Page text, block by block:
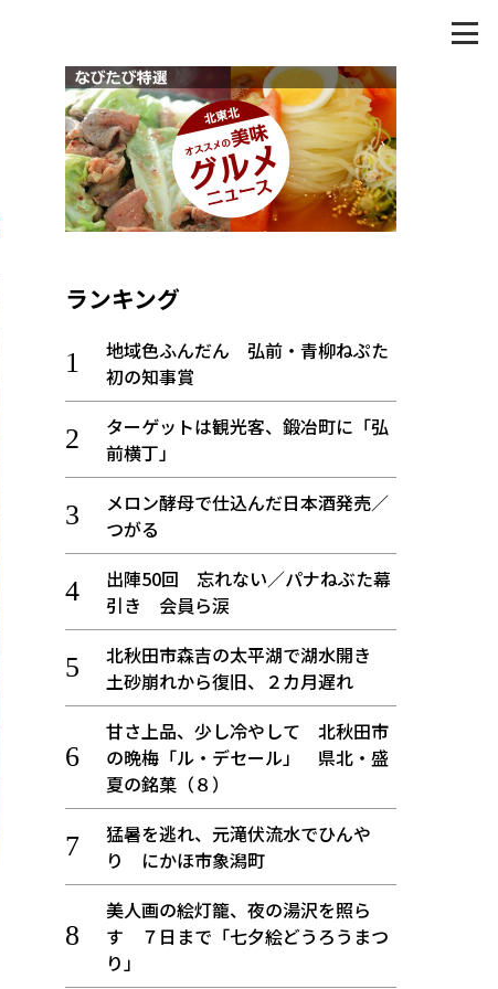
ランキング
地域色ふんだん 弘前・青柳ねぷた
初の知事賞
ターゲットは観光客、鍛冶町に「弘
前横丁」
メロン酵母で仕込んだ日本酒発売／
つがる
出陣50回 忘れない／パナねぶた幕
引き 会員ら涙
北秋田市森吉の太平湖で湖水開き
土砂崩れから復旧、２カ月遅れ
甘さ上品、少し冷やして 北秋田市
の晩梅「ル・デセール」 県北・盛
夏の銘菓（８）
猛暑を逃れ、元滝伏流水でひんや
り にかほ市象潟町
美人画の絵灯籠、夜の湯沢を照ら
す ７日まで「七夕絵どうろうまつ
り」